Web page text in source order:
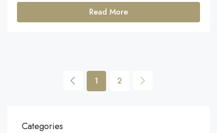
Read More
1 2
Categories